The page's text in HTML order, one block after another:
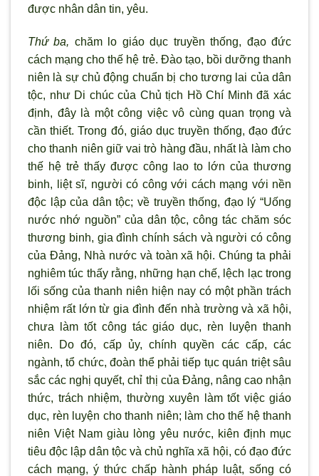
được nhân dân tin, yêu.
Thứ ba, chăm lo giáo dục truyền thống, đạo đức
cách mạng cho thế hệ trẻ. Đào tạo, bồi dưỡng thanh
niên là sự chủ động chuẩn bị cho tương lai của dân
tộc, như Di chúc của Chủ tịch Hồ Chí Minh đã xác
định, đây là một công việc vô cùng quan trọng và
cần thiết. Trong đó, giáo dục truyền thống, đạo đức
cho thanh niên giữ vai trò hàng đầu, nhất là làm cho
thế hệ trẻ thấy được công lao to lớn của thương
binh, liệt sĩ, người có công với cách mạng với nền
độc lập của dân tộc; về truyền thống, đạo lý “Uống
nước nhớ nguồn” của dân tộc, công tác chăm sóc
thương binh, gia đình chính sách và người có công
của Đảng, Nhà nước và toàn xã hội. Chúng ta phải
nghiêm túc thấy rằng, những hạn chế, lệch lạc trong
lối sống của thanh niên hiện nay có một phần trách
nhiệm rất lớn từ gia đình đến nhà trường và xã hội,
chưa làm tốt công tác giáo dục, rèn luyện thanh
niên. Do đó, cấp ủy, chính quyền các cấp, các
ngành, tổ chức, đoàn thể phải tiếp tục quán triệt sâu
sắc các nghị quyết, chỉ thị của Đảng, nâng cao nhận
thức, trách nhiệm, thường xuyên làm tốt việc giáo
dục, rèn luyện cho thanh niên; làm cho thế hệ thanh
niên Việt Nam giàu lòng yêu nước, kiên định mục
tiêu độc lập dân tộc và chủ nghĩa xã hội, có đạo đức
cách mạng, ý thức chấp hành pháp luật, sống có